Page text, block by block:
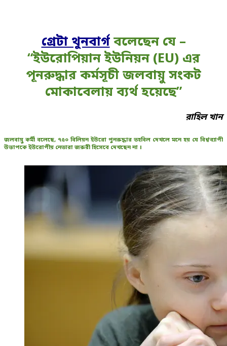
গ্রেটা থুনবার্গবলেছেন যে –
“ইউরোপিয়ান ইউনিয়ন (EU) এর
পূনরুদ্ধার কর্মসূচী জলবায়ু সংকট
মোকাবেলায় ব্যর্থ হয়েছে”
রাহিল খান
জলবায়ু কর্মী বলেছে, ৭৫০ বিলিয়ন ইউরো পুনরুদ্ধার তহবিল দেখলে মনে হয় যে বিশ্বব্যাপী
উত্তাপকে ইউরোপীয় নেতারা জরুরী হিসেবে দেখছেন না ।